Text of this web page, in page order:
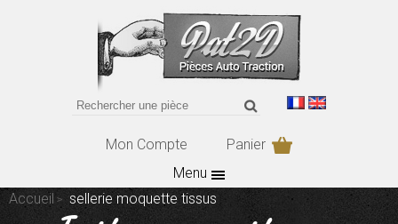
Mon Compte
Panier
Menu
Accueil
sellerie moquette tissus